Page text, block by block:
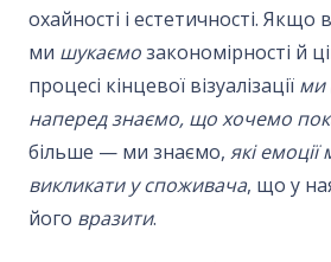
охайності і естетичності. Якщо
ми шукаємозакономірності й
процесі кінцевої візуалізації ми
наперед знаємо, що хочемо
більше — ми знаємо, які
викликати у споживача, що у
його вразити.